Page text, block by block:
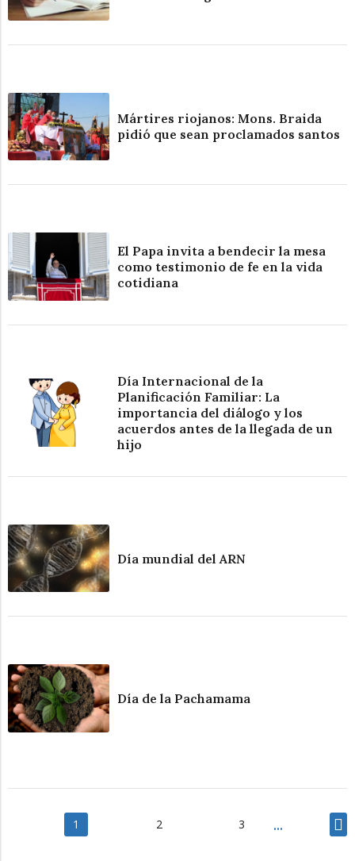
Mártires riojanos: Mons. Braida
pidió que sean proclamados santos
El Papa invita a bendecir la mesa
como testimonio de fe en la vida
cotidiana
Día Internacional de la
Planificación Familiar: La
importancia del diálogo y los
acuerdos antes de la llegada de un
hijo
Día mundial del ARN
Día de la Pachamama
1 2 3